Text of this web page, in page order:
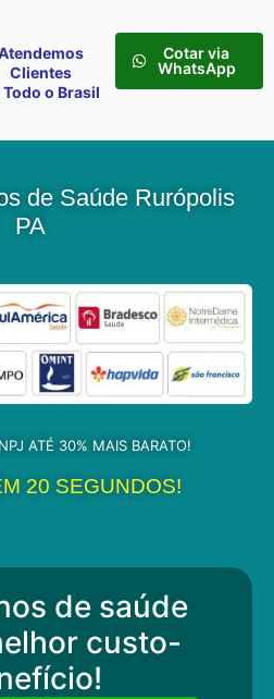
Clientes
Todo o Brasil
Cotar via
WhatsApp
de Saúde Rurópolis
PA
ATÉ 30% MAIS BARATO!
20 SEGUNDOS!
de saúde
custo-